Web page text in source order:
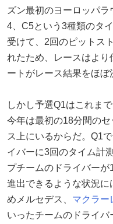
ズン最初のヨーロッパ
4、C5という3種類のタ
受けて、2回のピットス
れたため、レースはよ
ートがレース結果をほぼ
しかし予選Q1はこれま
今年は最初の18分間の
ス上にいるからだ。Q1
イバーに3回のタイム計
プチームのドライバー
進出できるような状況に
めメルセデス、 マクラー
いったチームのドライ